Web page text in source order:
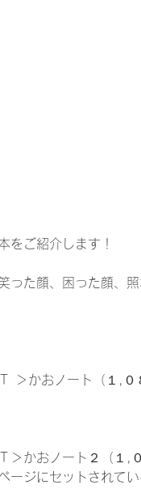
をご紹介します！
った顔、困った顔、
＞かおノート（１,０
＞かおノート２（１,
ージにセットされて